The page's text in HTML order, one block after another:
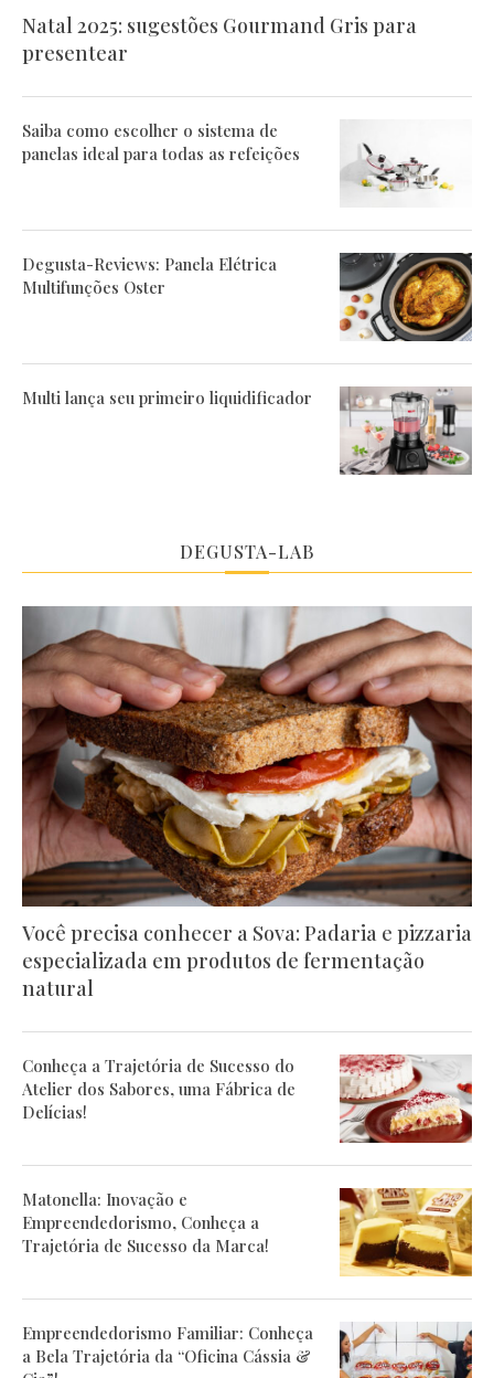
Natal 2025: sugestões Gourmand Gris para
presentear
Saiba como escolher o sistema de
panelas ideal para todas as refeições
Degusta-Reviews: Panela Elétrica
Multifunções Oster
Multi lança seu primeiro liquidificador
DEGUSTA-LAB
Você precisa conhecer a Sova: Padaria e pizzaria
especializada em produtos de fermentação
natural
Conheça a Trajetória de Sucesso do
Atelier dos Sabores, uma Fábrica de
Delícias!
Matonella: Inovação e
Empreendedorismo, Conheça a
Trajetória de Sucesso da Marca!
Empreendedorismo Familiar: Conheça
a Bela Trajetória da “Oficina Cássia &